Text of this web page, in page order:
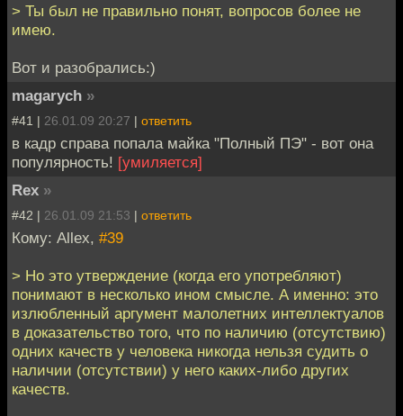
> Ты был не правильно понят, вопросов более не
имею.
Вот и разобрались:)
magarych »
#41 | 26.01.09 20:27 | ответить
в кадр справа попала майка "Полный ПЭ" - вот она
популярность! [умиляется]
Rex »
#42 | 26.01.09 21:53 | ответить
Кому: Allex, #39
> Но это утверждение (когда его употребляют)
понимают в несколько ином смысле. А именно: это
излюбленный аргумент малолетних интеллектуалов
в доказательство того, что по наличию (отсутствию)
одних качеств у человека никогда нельзя судить о
наличии (отсутствии) у него каких-либо других
качеств.